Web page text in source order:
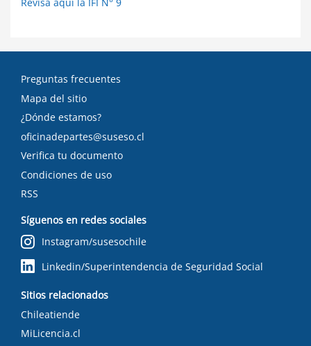
Revisa aquí la IFI N° 9
Preguntas frecuentes
Mapa del sitio
¿Dónde estamos?
oficinadepartes@suseso.cl
Verifica tu documento
Condiciones de uso
RSS
Síguenos en redes sociales
Instagram/susesochile
Linkedin/Superintendencia de Seguridad Social
Sitios relacionados
Chileatiende
MiLicencia.cl